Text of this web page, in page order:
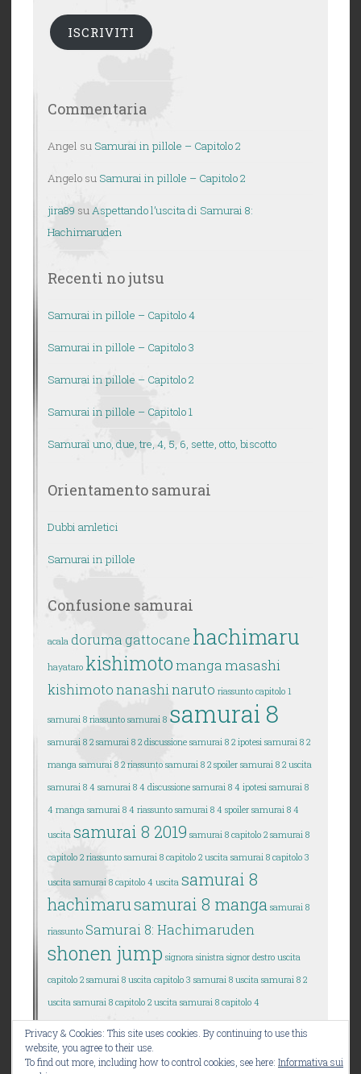
ISCRIVITI
Commentaria
Angel su Samurai in pillole – Capitolo 2
Angelo su Samurai in pillole – Capitolo 2
jira89 suAspettando l’uscita di Samurai 8:
Hachimaruden
Recenti no jutsu
Samurai in pillole – Capitolo 4
Samurai in pillole – Capitolo 3
Samurai in pillole – Capitolo 2
Samurai in pillole – Capitolo 1
Samurai uno, due, tre, 4, 5, 6, sette, otto, biscotto
Orientamento samurai
Dubbi amletici
Samurai in pillole
Confusione samurai
acala doruma gattocane hachimaru
hayataro kishimotomangamasashi
kishimotonanashinaruto riassunto capitolo 1
samurai 8 riassunto samurai 8 samurai 8
samurai 8 2 samurai 8 2 discussione samurai 8 2 ipotesi samurai 8 2
manga samurai 8 2 riassunto samurai 8 2 spoiler samurai 8 2 uscita
samurai 8 4 samurai 8 4 discussione samurai 8 4 ipotesi samurai 8
4 manga samurai 8 4 riassunto samurai 8 4 spoiler samurai 8 4
uscita samurai 8 2019 samurai 8 capitolo 2 samurai 8
capitolo 2 riassunto samurai 8 capitolo 2 uscita samurai 8 capitolo 3
uscita samurai 8 capitolo 4 uscita samurai 8
hachimarusamurai 8 manga samurai 8
riassunto Samurai 8: Hachimaruden
shonen jump signora sinistra signor destro uscita
capitolo 2 samurai 8 uscita capitolo 3 samurai 8 uscita samurai 8 2
uscita samurai 8 capitolo 2 uscita samurai 8 capitolo 4
Privacy & Cookies: This site uses cookies. By continuing to use this
website, you agree to their use.
To find out more, including how to control cookies, see here: Informativa sui